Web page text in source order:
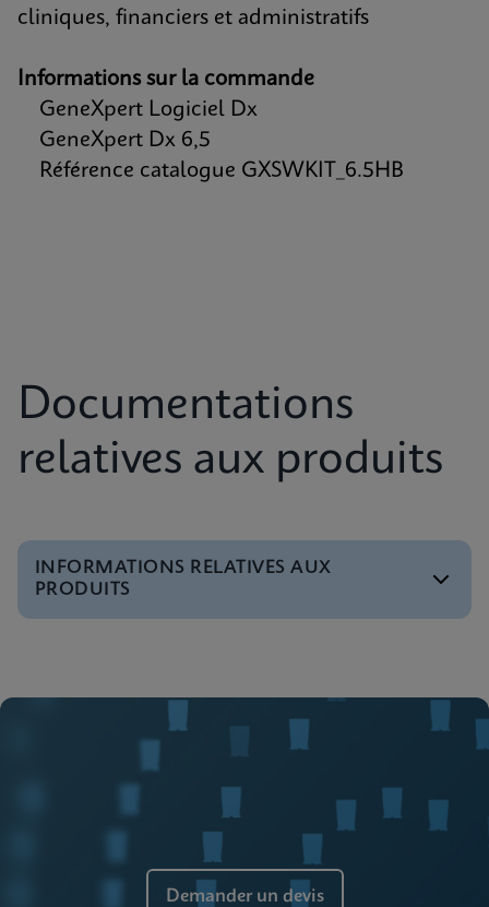
cliniques, financiers et administratifs
Informations sur la commande
GeneXpert Logiciel Dx
GeneXpert Dx 6,5
Référence catalogue GXSWKIT_6.5HB
Documentations
relatives aux produits
INFORMATIONS RELATIVES AUX
PRODUITS
Brochure
Services globaux de Cepheid
Demander un devis